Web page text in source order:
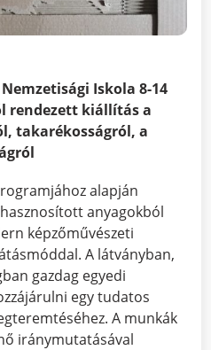
Iskola 8-14
rendezett kiállítás a
takarékosságról, a
alapján
anyagokból
képzőművészeti
A látványban,
gazdag egyedi
egy tudatos
A munkák
iránymutatásával